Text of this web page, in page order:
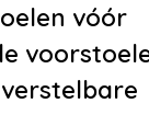
vóór